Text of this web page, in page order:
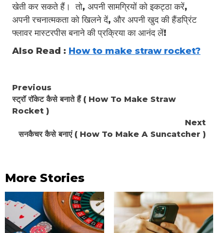
खेती कर सकते हैं। तो, अपनी सामग्रियों को इकट्ठा करें,
अपनी रचनात्मकता को खिलने दें, और अपनी खुद की हैंडप्रिंट
फ्लावर मास्टरपीस बनाने की प्रक्रिया का आनंद लें!
Also Read : How to make straw rocket?
Continue
Reading
Previous
स्ट्रॉ रॉकेट कैसे बनाते हैं ( How To Make Straw
Rocket )
Next
सनकैचर कैसे बनाएं ( How To Make A Suncatcher )
More Stories